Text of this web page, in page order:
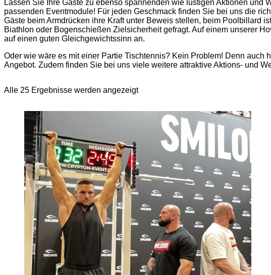
Lassen Sie Ihre Gäste zu ebenso spannenden wie lustigen Aktionen und
passenden Eventmodule! Für jeden Geschmack finden Sie bei uns die
Gäste beim Armdrücken ihre Kraft unter Beweis stellen, beim Poolbillard
Biathlon oder Bogenschießen Zielsicherheit gefragt. Auf einem unserer
auf einen guten Gleichgewichtssinn an.
Oder wie wäre es mit einer Partie Tischtennis? Kein Problem! Denn auch
Angebot. Zudem finden Sie bei uns viele weitere attraktive Aktions- und
Alle 25 Ergebnisse werden angezeigt